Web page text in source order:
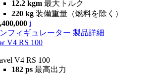
12.2 kgm 最大トルク
220 kg 装備重量（燃料を除く）
i
フィギュレーター 製品詳細
V4 RS 100
V4 RS 100
182 ps 最高出力